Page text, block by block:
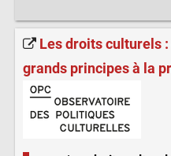
Les droits culturels :
grands principes à la